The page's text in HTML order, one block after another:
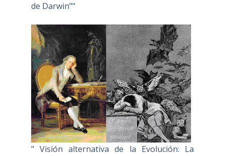
de Darwin""
" Visión alternativa de la Evolución: La